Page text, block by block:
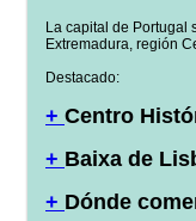
La capital de Portugal
Extremadura, región
Destacado:
+ Centro
+ Baixa de
+ Dónde